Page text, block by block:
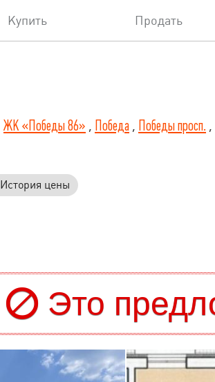
Купить Продать
ЖК «Победы 86» , Победа , Победы просп. ,
История цены
Это